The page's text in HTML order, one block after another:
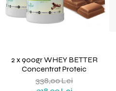
2 x 900gr WHEY BETTER
Concentrat Proteic
338,00 Lei